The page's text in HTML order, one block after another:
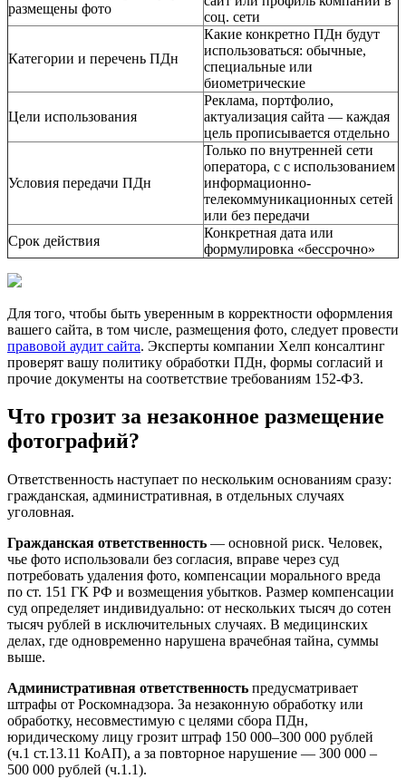
размещены фото
соц. сети
Категории и перечень ПДн
Какие конкретно ПДн будут
использоваться: обычные,
специальные или
биометрические
Цели использования
Реклама, портфолио,
актуализация сайта — каждая
цель прописывается отдельно
Условия передачи ПДн
Только по внутренней сети
оператора, с с использованием
информационно-
телекоммуникационных сетей
или без передачи
Срок действия
Конкретная дата или
формулировка «бессрочно»
Для того, чтобы быть уверенным в корректности оформления
вашего сайта, в том числе, размещения фото, следует провести
правовой аудит сайта. Эксперты компании Хелп консалтинг
проверят вашу политику обработки ПДн, формы согласий и
прочие документы на соответствие требованиям 152-ФЗ.
Что грозит за незаконное размещение
фотографий?
Ответственность наступает по нескольким основаниям сразу:
гражданская, административная, в отдельных случаях
уголовная.
Гражданская ответственность — основной риск. Человек,
чье фото использовали без согласия, вправе через суд
потребовать удаления фото, компенсации морального вреда
по ст. 151 ГК РФ и возмещения убытков. Размер компенсации
суд определяет индивидуально: от нескольких тысяч до сотен
тысяч рублей в исключительных случаях. В медицинских
делах, где одновременно нарушена врачебная тайна, суммы
выше.
Административная ответственность предусматривает
штрафы от Роскомнадзора. За незаконную обработку или
обработку, несовместимую с целями сбора ПДн,
юридическому лицу грозит штраф 150 000–300 000 рублей
(ч.1 ст.13.11 КоАП), а за повторное нарушение — 300 000 –
500 000 рублей (ч.1.1).